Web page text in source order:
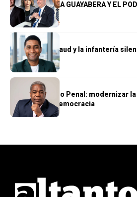
LA PLANCHA, LA GUAYABERA Y EL
OPINIÓN
Wellington Arnaud y la infantería
OPINIÓN
El nuevo Código Penal: modernizar
fortalecer la democracia